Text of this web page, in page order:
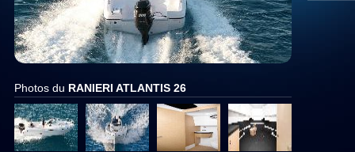
Photos du RANIERI ATLANTIS 26